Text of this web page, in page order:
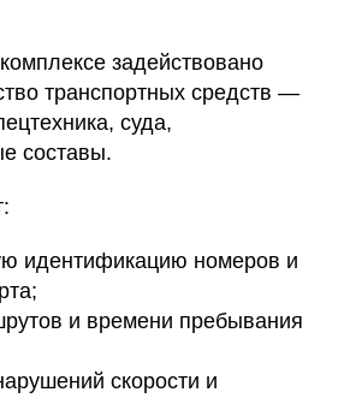
задействовано
транспортных средств —
суда,
составы.
идентификацию номеров и
и времени пребывания
скорости и